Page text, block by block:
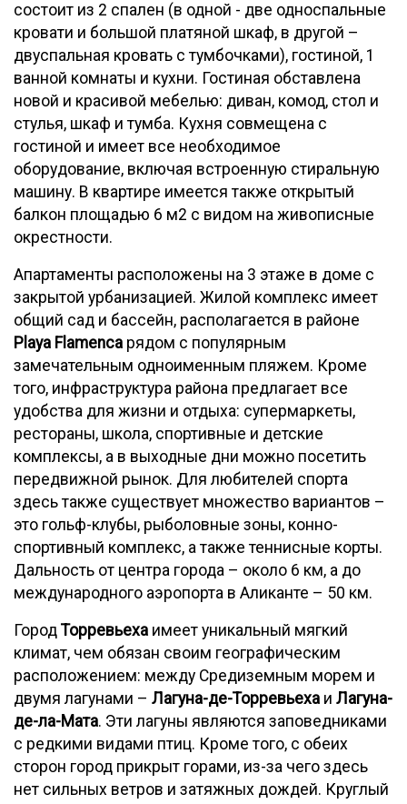
состоит из 2 спален (в одной - две односпальные
кровати и большой платяной шкаф, в другой –
двуспальная кровать с тумбочками), гостиной, 1
ванной комнаты и кухни. Гостиная обставлена
новой и красивой мебелью: диван, комод, стол и
стулья, шкаф и тумба. Кухня совмещена с
гостиной и имеет все необходимое
оборудование, включая встроенную стиральную
машину. В квартире имеется также открытый
балкон площадью 6 м2 с видом на живописные
окрестности.
Апартаменты расположены на 3 этаже в доме с
закрытой урбанизацией. Жилой комплекс имеет
общий сад и бассейн, располагается в районе
Playa Flamenca рядом с популярным
замечательным одноименным пляжем. Кроме
того, инфраструктура района предлагает все
удобства для жизни и отдыха: супермаркеты,
рестораны, школа, спортивные и детские
комплексы, а в выходные дни можно посетить
передвижной рынок. Для любителей спорта
здесь также существует множество вариантов –
это гольф-клубы, рыболовные зоны, конно-
спортивный комплекс, а также теннисные корты.
Дальность от центра города – около 6 км, а до
международного аэропорта в Аликанте – 50 км.
Город Торревьеха имеет уникальный мягкий
климат, чем обязан своим географическим
расположением: между Средиземным морем и
двумя лагунами – Лагуна-де-Торревьеха и Лагуна-
де-ла-Мата. Эти лагуны являются заповедниками
с редкими видами птиц. Кроме того, с обеих
сторон город прикрыт горами, из-за чего здесь
нет сильных ветров и затяжных дождей. Круглый